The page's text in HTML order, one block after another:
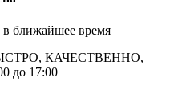
в ближайшее время
КАЧЕСТВЕННО,
до 17:00